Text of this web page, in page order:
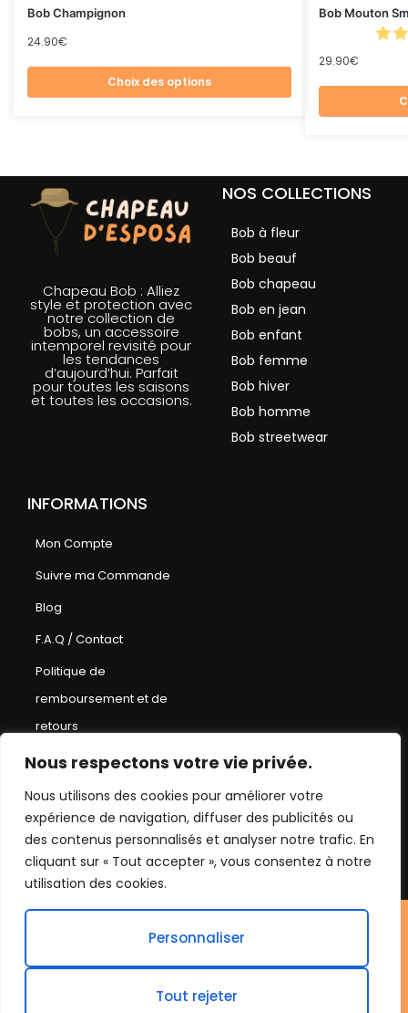
Nous respectons votre vie privée.
Nous utilisons des cookies pour améliorer votre
expérience de navigation, diffuser des publicités ou
des contenus personnalisés et analyser notre trafic. En
cliquant sur « Tout accepter », vous consentez à notre
utilisation des cookies.
Personnaliser
Tout rejeter
Bob Champignon
24.90€
Choix des options
Bob Mouton
29.90€
Chapeau Bob : Alliez
style et protection avec
notre collection de
bobs, un accessoire
intemporel revisité pour
les tendances
d’aujourd’hui. Parfait
pour toutes les saisons
et toutes les occasions.
NOS COLLECTIONS
Bob à fleur
Bob beauf
Bob chapeau
Bob en jean
Bob enfant
Bob femme
Bob hiver
Bob homme
Bob streetwear
INFORMATIONS
Mon Compte
Suivre ma Commande
Blog
F.A.Q / Contact
Politique de
remboursement et de
retours
Conditions Générales de
Mentions Légales
Plan du Site